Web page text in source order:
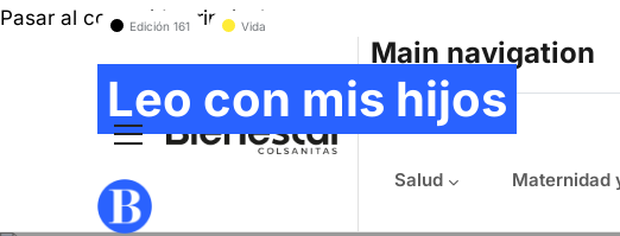
Pasar al contenido principal
Main navigation
Salud Maternidad
Edición 161 Vida
Leo con mis hijos